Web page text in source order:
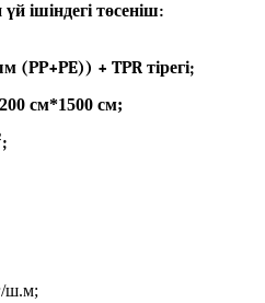
ішіндегі төсеніш:
+ TPR тірегі;
см*1500 см;
ш.м;